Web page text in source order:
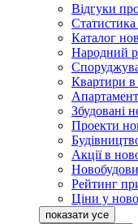
Відгуки
Каталог
Народний
Квартири в
Збудовані
Проекти
Акції в
Рейтинг
Ціни у